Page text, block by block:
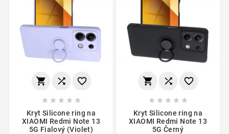
  
    
Kryt Silicone ring na
XIAOMI Redmi Note 13
5G Fialový (Violet)
  
    
Kryt Silicone ring na
XIAOMI Redmi Note 13
5G Černý